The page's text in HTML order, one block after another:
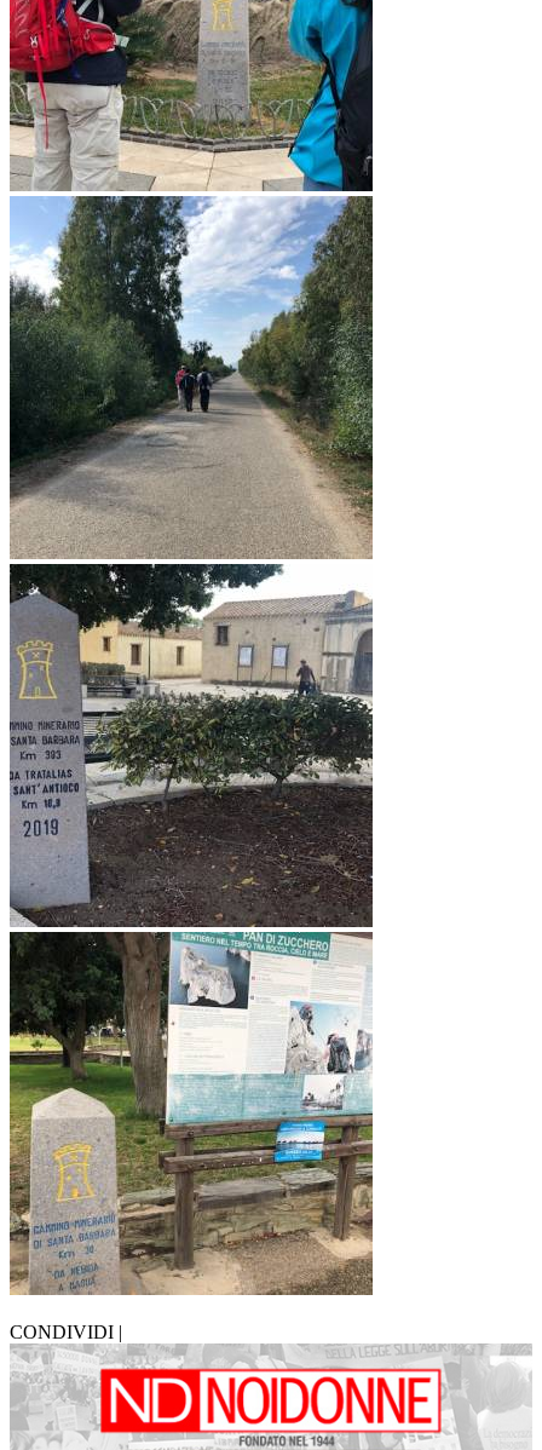
CONDIVIDI |